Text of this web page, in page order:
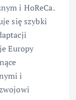
i HoReCa.
się szybki
Europy
i